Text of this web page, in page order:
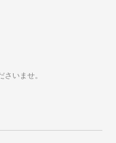
さいませ。